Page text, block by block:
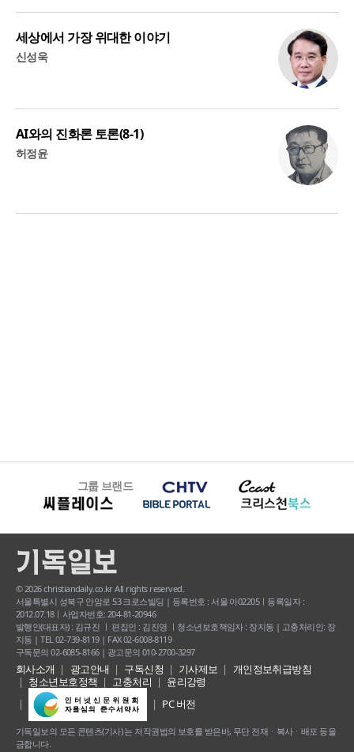
세상에서 가장 위대한 이야기
신성욱
AI와의 진화론 토론(8-1)
허정윤
그룹 브랜드
© 2026 christiandaily.co.kr All rights reserved.
서울특별시 성북구 안암로 53 크로스빌딩 | 등록번호 : 서울 아02205ㅣ등록일자 :
2012.07.18ㅣ사업자번호: 204-81-20946
발행인(대표자) : 김규진 ㅣ 편집인 : 김진영 ㅣ청소년보호책임자 : 장지동 | 고충처리인: 장
지동 | TEL 02-739-8119 | FAX 02-6008-8119
구독문의 02-6085-8166 | 광고문의 010-2700-3297
회사소개 광고안내 구독신청 기사제보
개인정보취급방침
청소년보호정책
고충처리
윤리강령
PC 버전
기독일보의 모든 콘텐츠(기사) 는 저작권법의 보호를 받은바, 무단 전재ㆍ복사ㆍ배포 등을
금합니다.